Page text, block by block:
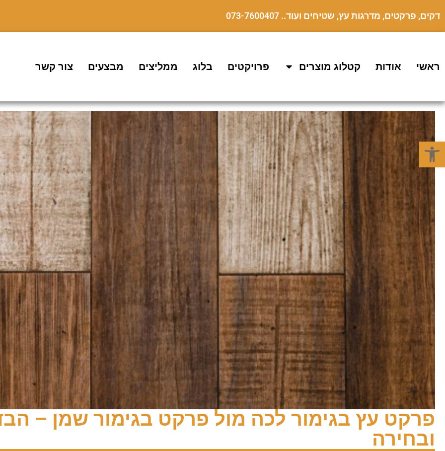
פתח סרגל נגישות
דקים, פרקטים, מדרגות עץ, שטיחים ועוד.. 073-7600407
ראשי אודות קטלוג מוצרים פרויקטים בלוג ממליצים מבצעים צור קשר
פרקט עץ בגימור לכה מול פרקט בגימור שמן –
ובחירה